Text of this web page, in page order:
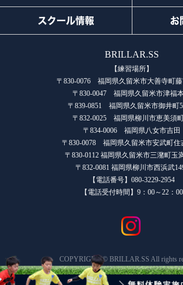
スクール情報 お
BRILLAR.SS
【練習場所】
〒830-0076 福岡県久留米市大善寺町藤
〒830-0047 福岡県久留米市津福
〒839-0851 福岡県久留米市御井町
〒832-0025 福岡県柳川市恵美須
〒834-0006 福岡県八女市吉田
〒830-0078 福岡県久留米市安武町住
〒830-0112 福岡県久留米市三潴町玉
〒832-0081 福岡県柳川市西浜武
【電話番号】080-3229-2954
【電話受付時間】9：00～22：00
COPYRIGHT © BRILLAR.SS All rights